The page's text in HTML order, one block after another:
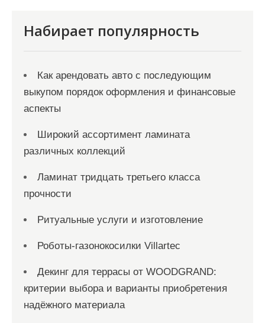
Набирает популярность
Как арендовать авто с последующим
выкупом порядок оформления и финансовые
аспекты
Широкий ассортимент ламината
различных коллекций
Ламинат тридцать третьего класса
прочности
Ритуальные услуги и изготовление
Роботы-газонокосилки Villartec
Декинг для террасы от WOODGRAND:
критерии выбора и варианты приобретения
надёжного материала